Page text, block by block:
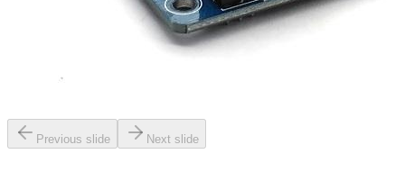
Previous slide Next slide